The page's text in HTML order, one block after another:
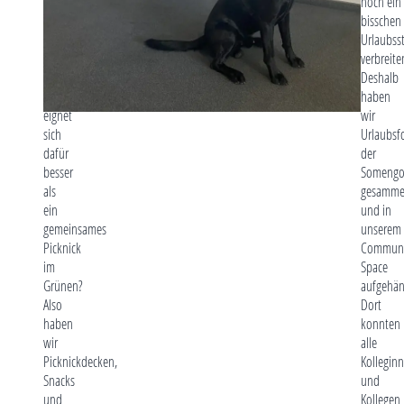
eignet
sich
dafür
besser
als
ein
gemeinsames
Picknick
im
Grünen?
Also
haben
wir
Picknickdecken,
Snacks
und
bisschen
Deshalb
haben
wir
der
und in
unserem
Space
Dort
konnten
alle
und
Kollegen